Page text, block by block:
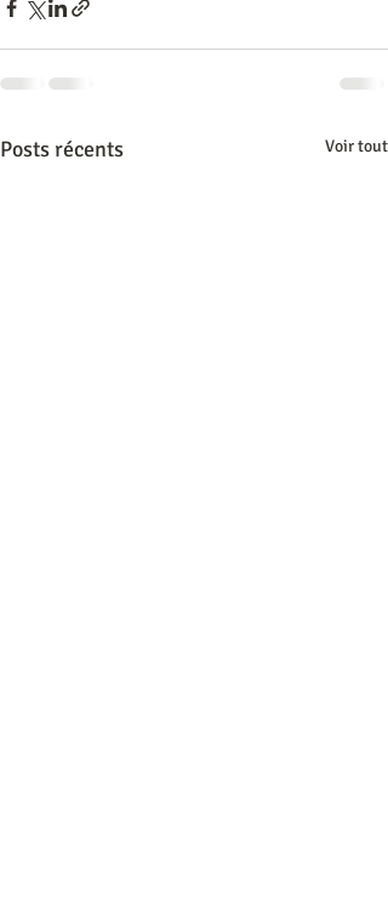
Posts récents Voir tout